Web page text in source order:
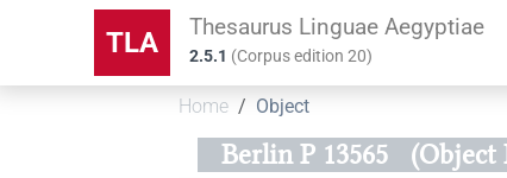
TLA Thesaurus Linguae Aegyptiae
2.5.1 (Corpus edition20)
Home Object
Berlin P 13565 (Object